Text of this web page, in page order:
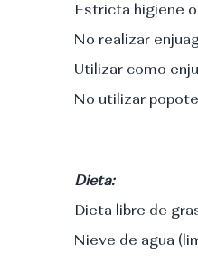
Estricta higiene
No realizar
Utilizar como
No utilizar
Dieta:
Dieta libre de
Nieve de agua